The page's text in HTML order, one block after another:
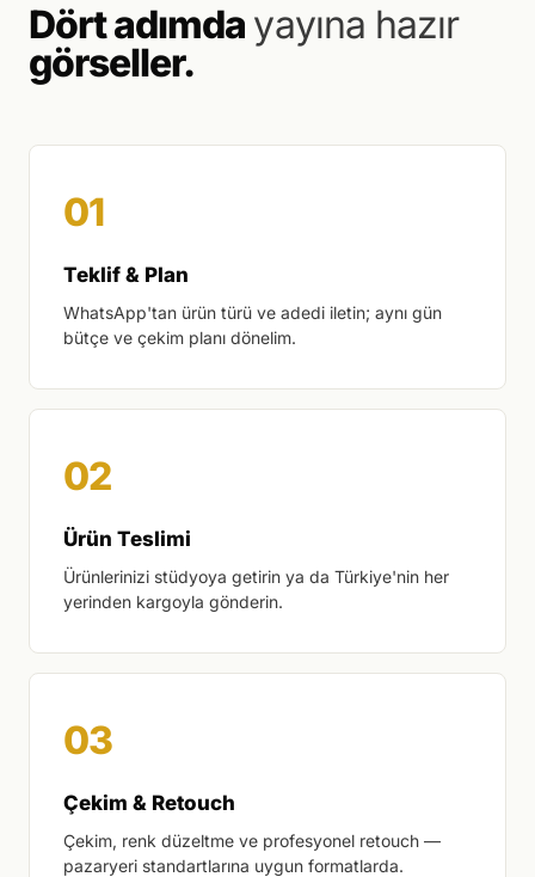
Dört adımda yayına hazır
görseller.
Teklif & Plan
WhatsApp'tan ürün türü ve adedi iletin; aynı gün
bütçe ve çekim planı dönelim.
Ürün Teslimi
Ürünlerinizi stüdyoya getirin ya da Türkiye'nin her
yerinden kargoyla gönderin.
Çekim & Retouch
Çekim, renk düzeltme ve profesyonel retouch —
pazaryeri standartlarına uygun formatlarda.